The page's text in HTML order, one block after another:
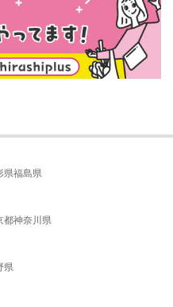
県福島県
都神奈川県
県